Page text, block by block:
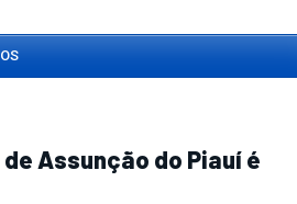
Assunção do Piauí é